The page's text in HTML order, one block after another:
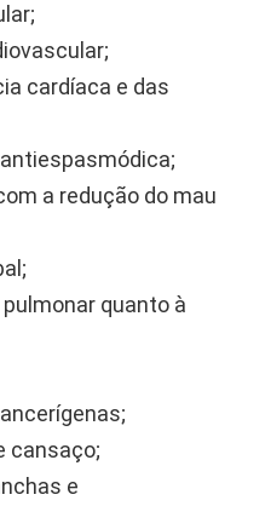
cardíaca e das
a redução do mau
quanto à
cansaço;
e